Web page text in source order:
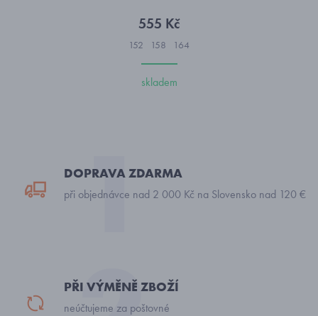
555 Kč
152 158 164
skladem
DOPRAVA ZDARMA
při objednávce nad 2 000 Kč na Slovensko nad 120 €
PŘI VÝMĚNĚ ZBOŽÍ
neúčtujeme za poštovné